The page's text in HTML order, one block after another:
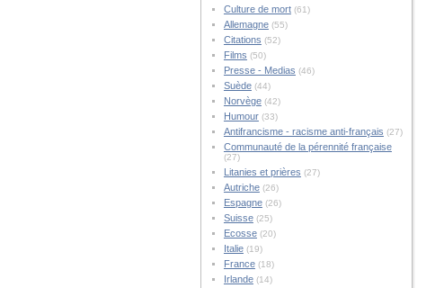
Culture de mort(61)
Allemagne(55)
Citations (52)
Films (50)
Presse - Medias (46)
Suède(44)
Norvège(42)
Humour(33)
Antifrancisme - racisme anti-français (27)
Communauté de la pérennité française
(27)
Litanies et prières (27)
Autriche(26)
Espagne(26)
Suisse(25)
Ecosse(20)
Italie(19)
France(18)
Irlande(14)